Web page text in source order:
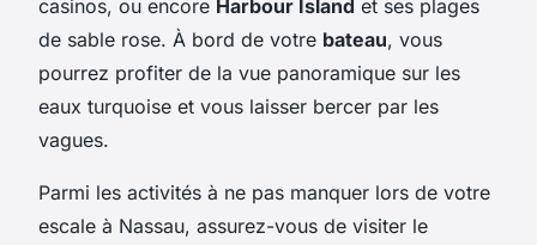
casinos, ou encore Harbour Island et ses plages
de sable rose. À bord de votre bateau, vous
pourrez profiter de la vue panoramique sur les
eaux turquoise et vous laisser bercer par les
vagues.
Parmi les activités à ne pas manquer lors de votre
escale à Nassau, assurez-vous de visiter le